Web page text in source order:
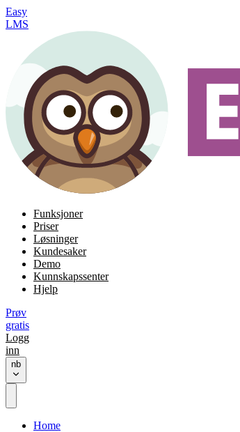
Easy
LMS
Funksjoner
Priser
Løsninger
Kundesaker
Demo
Kunnskapssenter
Hjelp
Prøv
gratis
Logg
inn
nb
Home